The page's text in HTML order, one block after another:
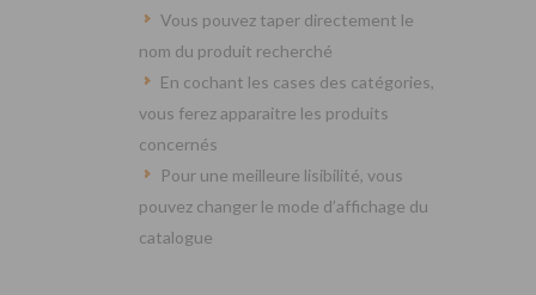
Vous pouvez taper directement le
nom du produit recherché
En cochant les cases des catégories,
vous ferez apparaitre les produits
concernés
Pour une meilleure lisibilité, vous
pouvez changer le mode d’affichage du
catalogue